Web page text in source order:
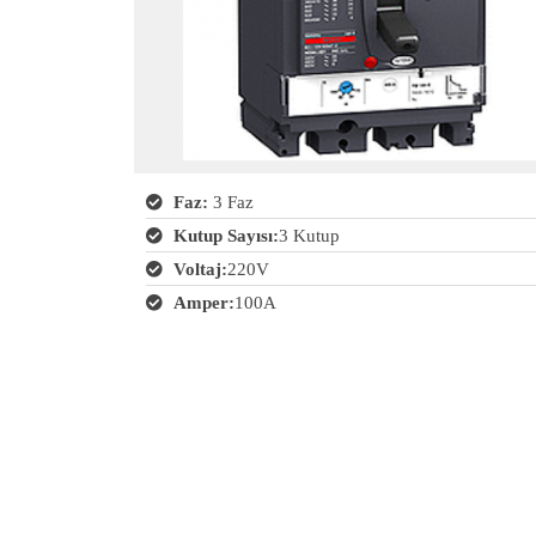
Faz: 3 Faz
Kutup Sayısı:3 Kutup
Voltaj:220V
Amper:100A